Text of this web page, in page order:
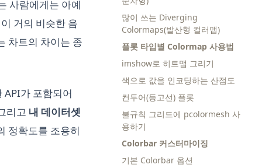
많이 쓰는 Diverging
Colormaps(발산형 컬러맵)
플롯 타입별 Colormap 사용법
imshow로 히트맵 그리기
색으로 값을 인코딩하는 산점도
컨투어(등고선) 플롯
불규칙 그리드에 pcolormesh 사
용하기
Colorbar 커스터마이징
기본 Colorbar 옵션
사람에게는 아예
거의 비슷한 음
차트의 차이는 종
가 포함되어
리고 내 데이터셋
정확도를 조용히